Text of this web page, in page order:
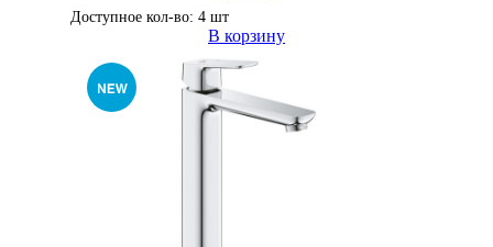
Доступное кол-во: 4 шт
В корзину